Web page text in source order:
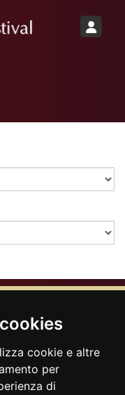
cookie e altre
per
di
al servizio
frequenti
di